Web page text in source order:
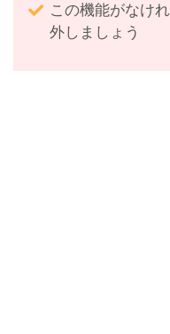
この機能がなけ
外しましょう